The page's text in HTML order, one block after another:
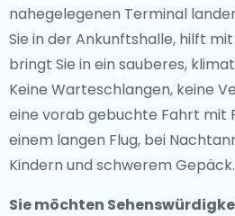
nahegelegenen Terminal
Sie in der Ankunftshalle, hilft
bringt Sie in ein sauberes,
Keine Warteschlangen, keine
eine vorab gebuchte Fahrt mit
einem langen Flug, bei
Kindern und schwerem Gepäck.
Sie möchten